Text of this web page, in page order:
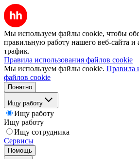
Мы используем файлы cookie, чтобы
правильную работу нашего веб-сайта и
трафик.
Правила использования файлов cookie
Мы используем файлы cookie. Правила
файлов cookie
Понятно
Ищу работу
Ищу работу
Ищу работу
Ищу сотрудника
Сервисы
Помощь